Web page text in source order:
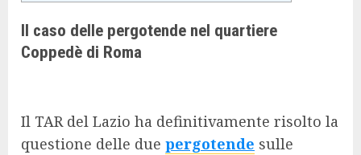
Il caso delle pergotende nel quartiere
Coppedè di Roma
Il TAR del Lazio ha definitivamente risolto la
questione delle due pergotende sulle